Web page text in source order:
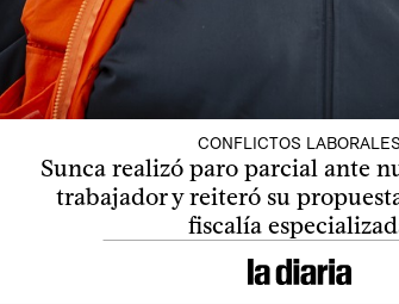
CONFLICTOS LABORALES
Sunca realizó paro parcial ante
trabajador y reiteró su
fiscalía